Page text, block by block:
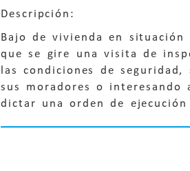
Descripción:
Bajo de vivienda en
que se gire una visita de
las condiciones de
sus moradores o
dictar una orden de